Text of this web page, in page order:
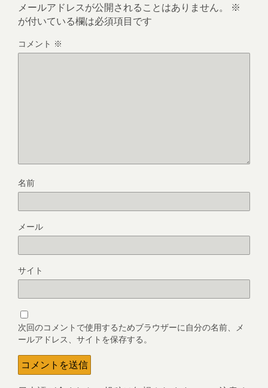
メールアドレスが公開されることはありません。
※
が付いている欄は必須項目です
コメント ※
名前
メール
サイト
次回のコメントで使用するためブラウザーに自分の名前、メ
ールアドレス、サイトを保存する。